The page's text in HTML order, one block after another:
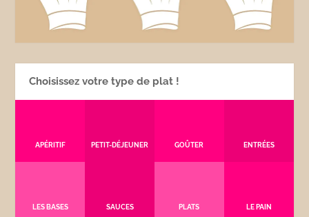
Choisissez votre type de plat !
APÉRITIF PETIT-DÉJEUNER GOÛTER ENTRÉES
LES BASES SAUCES PLATS LE PAIN